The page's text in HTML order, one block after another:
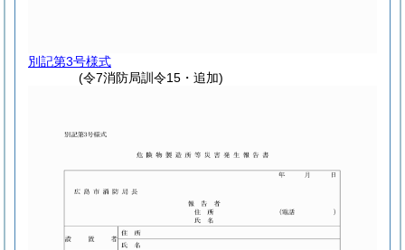
別記第3号様式
(令7消防局訓令15・追加)